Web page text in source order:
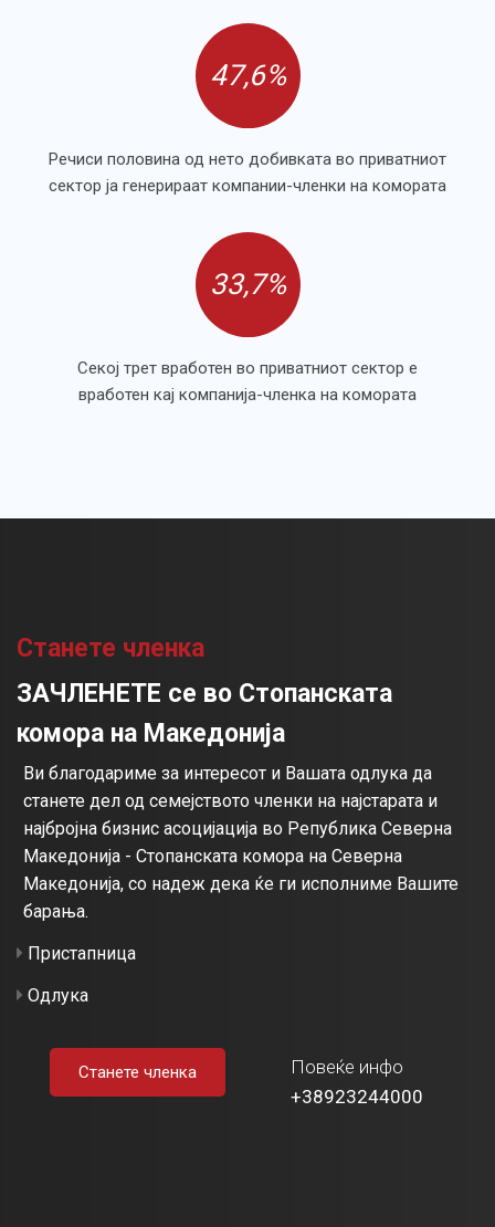
47,6%
Речиси половина од нето добивката во приватниот
сектор ја генерираат компании-членки на комората
33,7%
Секој трет вработен во приватниот сектор е
вработен кај компанија-членка на комората
Станете членка
ЗАЧЛЕНЕТЕ се во Стопанската
комора на Македонија
Ви благодариме за интересот и Вашата одлука да
станете дел од семејството членки на најстарата и
најбројна бизнис асоцијација во Република Северна
Македонија - Стопанската комора на Северна
Македонија, со надеж дека ќе ги исполниме Вашите
барања.
Пристапница
Одлука
Станете членка
Повеќе инфо
+38923244000